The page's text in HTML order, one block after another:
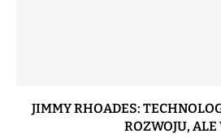
JIMMY RHOADES:
ROZWOJU, ALE